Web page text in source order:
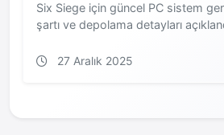
Six Siege için güncel PC sistem
şartı ve depolama detayları
27 Aralık 2025